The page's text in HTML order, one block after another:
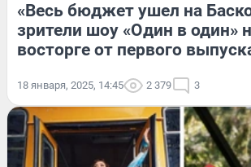
«Весь бюджет ушел на
зрители шоу «Один в один»
восторге от первого
18 января, 2025, 14:45 2 379 3